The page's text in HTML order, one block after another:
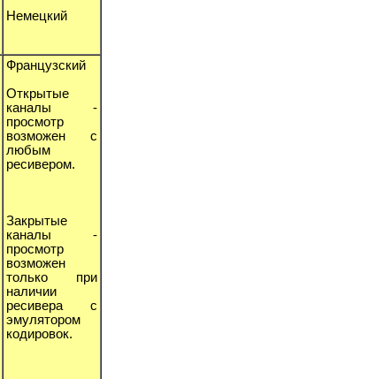
Немецкий
Французский
Открытые
каналы -
просмотр
возможен с
любым
ресивером.
Закрытые
каналы -
просмотр
возможен
только при
наличии
ресивера с
эмулятором
кодировок.